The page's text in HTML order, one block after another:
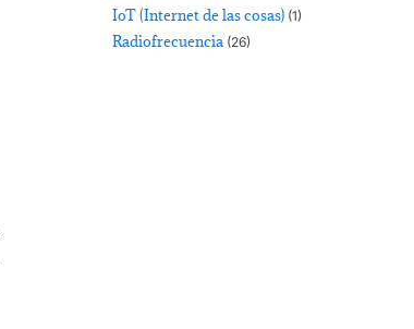
IoT (Internet de las cosas) (1)
Radiofrecuencia (26)